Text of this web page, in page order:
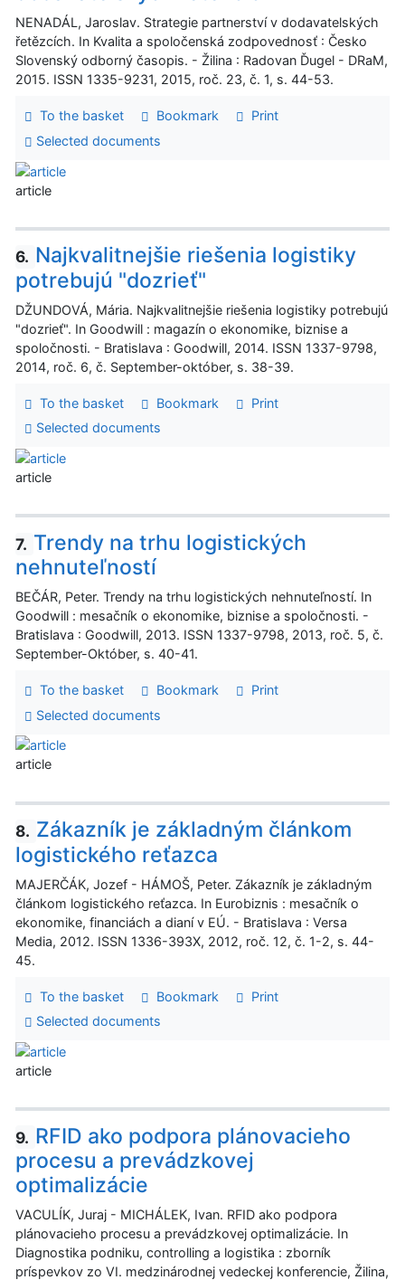
NENADÁL, Jaroslav. Strategie partnerství v dodavatelských
řetězcích. In Kvalita a spoločenská zodpovednosť : Česko
Slovenský odborný časopis. - Žilina : Radovan Ďugel - DRaM,
2015. ISSN 1335-9231, 2015, roč. 23, č. 1, s. 44-53.
To the basket Bookmark
Print
Selected documents
article
6. Najkvalitnejšie riešenia logistiky
potrebujú "dozrieť"
DŽUNDOVÁ, Mária. Najkvalitnejšie riešenia logistiky potrebujú
"dozrieť". In Goodwill : magazín o ekonomike, biznise a
spoločnosti. - Bratislava : Goodwill, 2014. ISSN 1337-9798,
2014, roč. 6, č. September-október, s. 38-39.
To the basket Bookmark
Print
Selected documents
article
7. Trendy na trhu logistických
nehnuteľností
BEČÁR, Peter. Trendy na trhu logistických nehnuteľností. In
Goodwill : mesačník o ekonomike, biznise a spoločnosti. -
Bratislava : Goodwill, 2013. ISSN 1337-9798, 2013, roč. 5, č.
September-Október, s. 40-41.
To the basket Bookmark
Print
Selected documents
article
8. Zákazník je základným článkom
logistického reťazca
MAJERČÁK, Jozef - HÁMOŠ, Peter. Zákazník je základným
článkom logistického reťazca. In Eurobiznis : mesačník o
ekonomike, financiách a dianí v EÚ. - Bratislava : Versa
Media, 2012. ISSN 1336-393X, 2012, roč. 12, č. 1-2, s. 44-
45.
To the basket Bookmark
Print
Selected documents
article
9. RFID ako podpora plánovacieho
procesu a prevádzkovej
optimalizácie
VACULÍK, Juraj - MICHÁLEK, Ivan. RFID ako podpora
plánovacieho procesu a prevádzkovej optimalizácie. In
Diagnostika podniku, controlling a logistika : zborník
príspevkov zo VI. medzinárodnej vedeckej konferencie, Žilina,